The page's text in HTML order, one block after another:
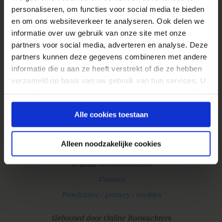
personaliseren, om functies voor social media te bieden
en om ons websiteverkeer te analyseren. Ook delen we
informatie over uw gebruik van onze site met onze
partners voor social media, adverteren en analyse. Deze
partners kunnen deze gegevens combineren met andere
informatie die u aan ze heeft verstrekt of die ze hebben
verzameld op basis van uw gebruik van hun services. U
gebruiken.
Alle cookies toestaan
Alleen noodzakelijke cookies
indexatie Nieuwe inhoud wordt dagelijks
gegenereerd. Google wordt geconfronteerd met
bijna oneindige hoeveelheden inhoud die online
beschikbaar zijn. Ondanks het groot aantal
middelen en...
» Lees meer van 'Optimaliseer URL´s voor
Google'
© 2026Webanalisten.nl
Contact
Proclaimer / privacy / cookies
Gebouwd door Online Boswachters